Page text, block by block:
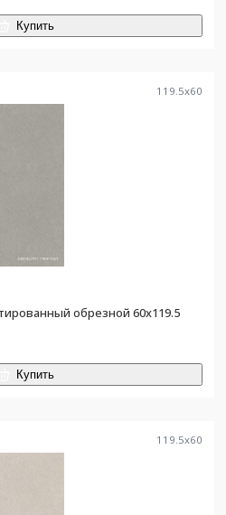
Купить
119.5x60
обрезной 60x119.5
Купить
119.5x60